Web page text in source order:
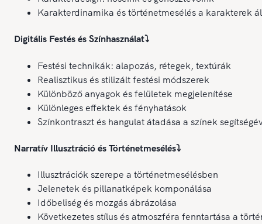
Karakterdinamika és történetmesélés a karakterek
Digitális Festés és Színhasználat⤵️
Festési technikák: alapozás, rétegek, textúrák
Realisztikus és stilizált festési módszerek
Különböző anyagok és felületek megjelenítése
Különleges effektek és fényhatások
Színkontraszt és hangulat átadása a színek
Narratív Illusztráció és Történetmesélés⤵️
Illusztrációk szerepe a történetmesélésben
Jelenetek és pillanatképek komponálása
Időbeliség és mozgás ábrázolása
Következetes stílus és atmoszféra fenntartása a